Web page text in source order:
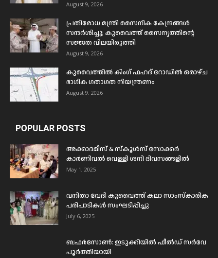
August 9, 2026
പ്രതിരോധ മന്ത്രി സൈനിക കേന്ദ്രങ്ങൾ
സന്ദർശിച്ചു; കുവൈത്ത് സൈന്യത്തിന്റെ
സജ്ജത വിലയിരുത്തി
August 9, 2026
കുവൈത്തിൽ കിംഗ് ഫഹദ് റോഡിൽ ഒരാഴ്ച
ഭാഗിക ഗതാഗത നിയന്ത്രണം
August 9, 2026
POPULAR POSTS
അക്കാദമീസ് & സ്കൂൾസ് സോക്കർ
കാർണിവൽ വെള്ളി ശനി ദിവസങ്ങളിൽ
May 1, 2025
വനിതാ വേദി കുവൈത്ത് കലാ സാംസ്കാരിക
പരിപാടികൾ സംഘടിപ്പിച്ചു
July 6, 2025
ബഫര്‍സോണ്‍: ഇടുക്കിയില്‍ ഫീല്‍ഡ് സര്‍വേ
പൂര്‍ത്തിയായി